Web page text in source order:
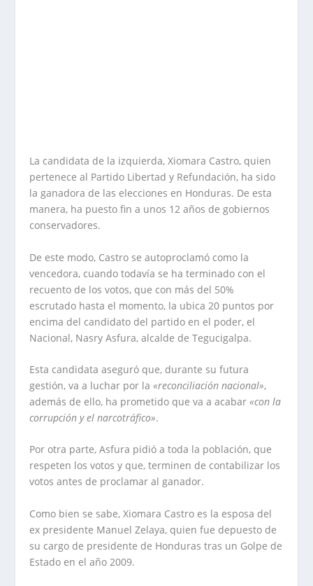
La candidata de la izquierda, Xiomara Castro, quien
pertenece al Partido Libertad y Refundación, ha sido
la ganadora de las elecciones en Honduras. De esta
manera, ha puesto fin a unos 12 años de gobiernos
conservadores.
De este modo, Castro se autoproclamó como la
vencedora, cuando todavía se ha terminado con el
recuento de los votos, que con más del 50%
escrutado hasta el momento, la ubica 20 puntos por
encima del candidato del partido en el poder, el
Nacional, Nasry Asfura, alcalde de Tegucigalpa.
Esta candidata aseguró que, durante su futura
gestión, va a luchar por la«reconciliación nacional»,
además de ello, ha prometido que va a acabar«con la
corrupción y el narcotráfico».
Por otra parte, Asfura pidió a toda la población, que
respeten los votos y que, terminen de contabilizar los
votos antes de proclamar al ganador.
Como bien se sabe, Xiomara Castro es la esposa del
ex presidente Manuel Zelaya, quien fue depuesto de
su cargo de presidente de Honduras tras un Golpe de
Estado en el año 2009.